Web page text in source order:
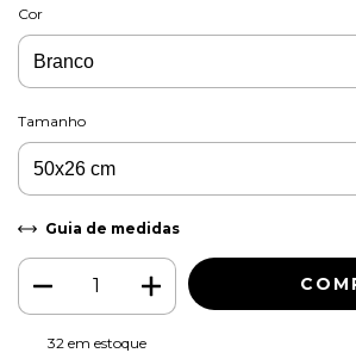
Cor
Tamanho
Guia de medidas
32 em estoque